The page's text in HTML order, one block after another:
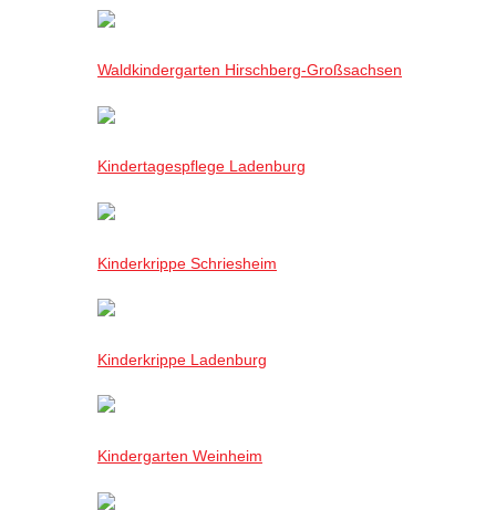
Waldkindergarten Hirschberg-Großsachsen
Kindertagespflege Ladenburg
Kinderkrippe Schriesheim
Kinderkrippe Ladenburg
Kindergarten Weinheim